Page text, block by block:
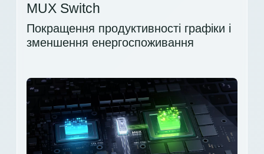
MUX Switch
Покращення продуктивності графіки і
зменшення енергоспоживання